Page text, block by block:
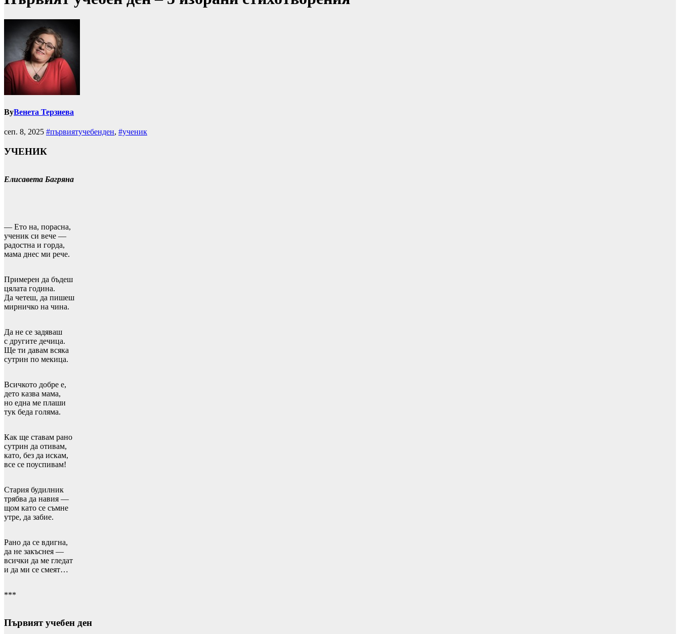
ByВенета Терзиева
сеп. 8, 2025 #първиятучебенден, #ученик
УЧЕНИК
Елисавета Багряна
— Ето на, порасна,
ученик си вече —
радостна и горда,
мама днес ми рече.
Примерен да бъдеш
цялата година.
Да четеш, да пишеш
мирничко на чина.
Да не се задяваш
с другите дечица.
Ще ти давам всяка
сутрин по мекица.
Всичкото добре е,
дето казва мама,
но една ме плаши
тук беда голяма.
Как ще ставам рано
сутрин да отивам,
като, без да искам,
все се поуспивам!
Стария будилник
трябва да навия —
щом като се съмне
утре, да забие.
Рано да се вдигна,
да не закъснея —
всички да ме гледат
и да ми се смеят…
***
Първият учебен ден